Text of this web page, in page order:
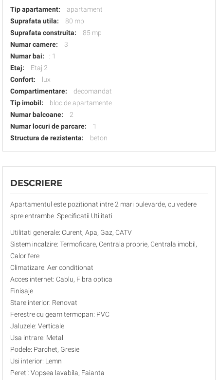
Tip apartament:
apartament
Suprafata utila:
80 mp
Suprafata construita:
85 mp
Numar camere:
3
Numar bai:
: 1
Etaj:
Etaj 2
Confort:
lux
Compartimentare:
decomandat
Tip imobil:
bloc de apartamente
Numar balcoane:
2
Numar locuri de parcare:
1
Structura de rezistenta:
beton
DESCRIERE
Apartamentul este pozitionat intre 2 mari bulevarde, cu vedere
spre entrambe. Specificatii Utilitati
Utilitati generale: Curent, Apa, Gaz, CATV
Sistem incalzire: Termoficare, Centrala proprie, Centrala imobil,
Calorifere
Climatizare: Aer conditionat
Acces internet: Cablu, Fibra optica
Finisaje
Stare interior: Renovat
Ferestre cu geam termopan: PVC
Jaluzele: Verticale
Usa intrare: Metal
Podele: Parchet, Gresie
Usi interior: Lemn
Pereti: Vopsea lavabila, Faianta